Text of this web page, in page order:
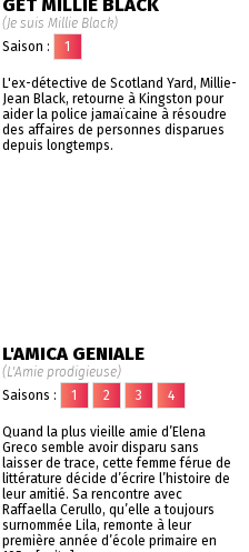
GET MILLIE BLACK
(Je suis Millie Black)
Saison :
1
L'ex-détective de Scotland Yard, Millie-
Jean Black, retourne à Kingston pour
aider la police jamaïcaine à résoudre
des affaires de personnes disparues
depuis longtemps.
L'AMICA GENIALE
(L'Amie prodigieuse)
Saisons :
1 2 3 4
Quand la plus vieille amie d’Elena
Greco semble avoir disparu sans
laisser de trace, cette femme férue de
littérature décide d’écrire l’histoire de
leur amitié. Sa rencontre avec
Raffaella Cerullo, qu’elle a toujours
surnommée Lila, remonte à leur
première année d’école primaire en